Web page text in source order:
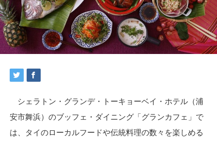
シェラトン・グランデ・トーキョーベイ・ホテル（浦
安市舞浜）のブッフェ・ダイニング「グランカフェ」で
は、タイのローカルフードや伝統料理の数々を楽しめる